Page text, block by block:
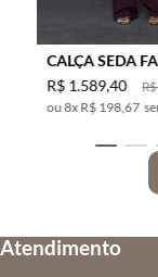
CALÇA SEDA
R$
R$ 1.589,40
8x R$ 198,67
Atendimento